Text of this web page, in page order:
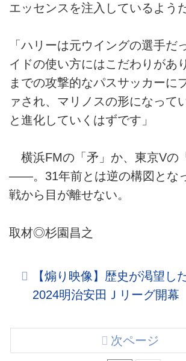
エッセンスを注入しているようだ
「ハリーは元ウイングの選手だ
イドの使い方にはこだわりがあ
までの攻撃的なパスサッカーに
ァされ、マリノスの形になって
と進化していくはずです」
横浜FMの「矛」か、東京Vの
――。31年前とは逆の構図とな
戦から目が離せない。
取材◎杉園昌之
【煽り映像】歴史が渇望し
2024明治安田Ｊリーグ開幕
次ページ